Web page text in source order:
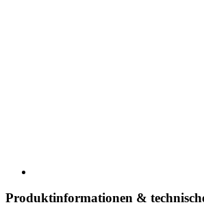
Produktinformationen &